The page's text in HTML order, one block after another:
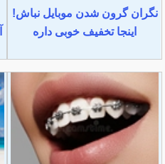
نگران گرون شدن موبایل نباش!
اینجا تخفیف خوبی داره